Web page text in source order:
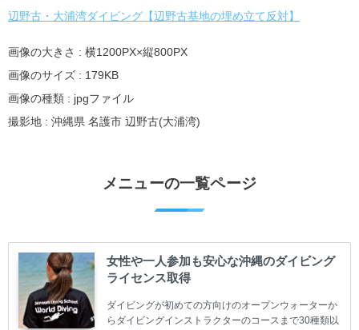
辺野古・大浦湾ダイビング【辺野古基地の埋め立て反対】
画像の大きさ : 横1200PX×縦800PX
画像のサイズ : 179KB
画像の種類 : jpgファイル
撮影地 : 沖縄県 名護市 辺野古(大浦湾)
メニューの一覧ページ
女性や一人参加も安心な沖縄のダイビング
ライセンス取得
ダイビングが初めての方向けのオープンウォーターか
らダイビングインストラクターのコースまで30種類以